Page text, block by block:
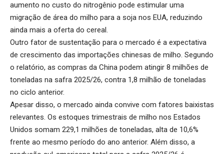
aumento no custo do nitrogênio pode estimular uma
migração de área do milho para a soja nos EUA, reduzindo
ainda mais a oferta do cereal.
Outro fator de sustentação para o mercado é a expectativa
de crescimento das importações chinesas de milho. Segundo
o relatório, as compras da China podem atingir 8 milhões de
toneladas na safra 2025/26, contra 1,8 milhão de toneladas
no ciclo anterior.
Apesar disso, o mercado ainda convive com fatores baixistas
relevantes. Os estoques trimestrais de milho nos Estados
Unidos somam 229,1 milhões de toneladas, alta de 10,6%
frente ao mesmo período do ano anterior. Além disso, a